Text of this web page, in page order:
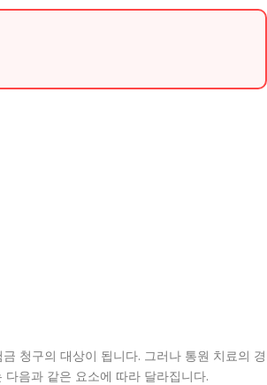
청구의 대상이 됩니다. 그러나 통원 치료의 경
음과 같은 요소에 따라 달라집니다.